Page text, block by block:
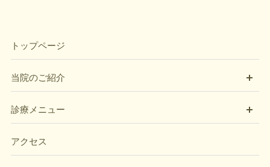
トップページ
当院のご紹介
診療メニュー
アクセス